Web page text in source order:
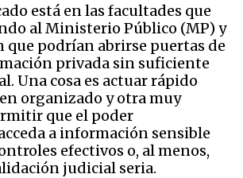
está en las facultades que
al Ministerio Público (MP) y
que podrían abrirse puertas de
privada sin suficiente
Una cosa es actuar rápido
organizado y otra muy
que el poder
a información sensible
efectivos o, al menos,
judicial seria.